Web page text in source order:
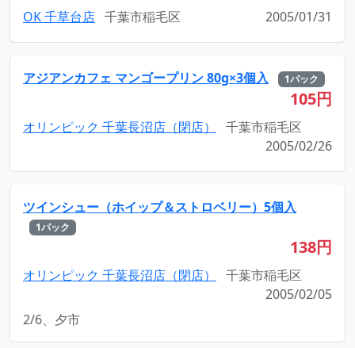
OK 千草台店 千葉市稲毛区 2005/01/31
アジアンカフェ マンゴープリン 80g×3個入 1パック
105円
オリンピック 千葉長沼店（閉店）
千葉市稲毛区
2005/02/26
ツインシュー（ホイップ＆ストロベリー）5個入
1パック
138円
オリンピック 千葉長沼店（閉店）
千葉市稲毛区
2005/02/05
2/6、夕市